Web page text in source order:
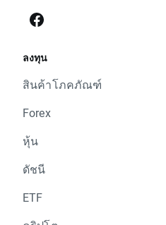
ลงทุน
สินค้าโภคภัณฑ์
Forex
หุ้น
ดัชนี
ETF